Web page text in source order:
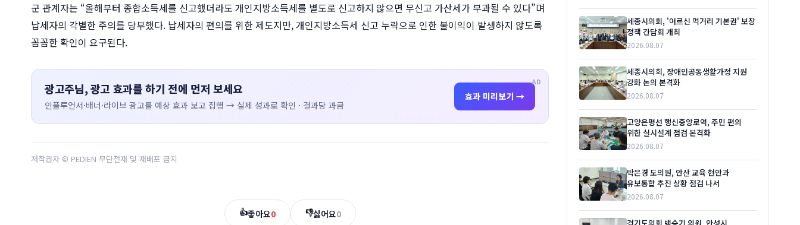
군 관계자는 “올해부터 종합소득세를 신고했더라도 개인지방소득세를 별도로 신고하지 않으면 무신고 가산세가 부과될 수 있다”며
납세자의 각별한 주의를 당부했다. 납세자의 편의를 위한 제도지만, 개인지방소득세 신고 누락으로 인한 불이익이 발생하지 않도록
꼼꼼한 확인이 요구된다.
AD
광고주님, 광고 효과를 하기 전에 먼저 보세요
인플루언서·배너·라이브 광고를 예상 효과 보고 집행 → 실제 성과로 확인 · 결과당 과금
효과 미리보기 →
저작권자 © PEDIEN 무단전재 및 재배포 금지
👍좋아요0 👎싫어요0
세종시의회, '어르신 먹거리 기본권' 보장
정책 간담회 개최
2026.08.07
세종시의회, 장애인공동생활가정 지원
강화 논의 본격화
2026.08.07
고양은평선 행신중앙로역, 주민 편의
위한 실시설계 점검 본격화
2026.08.07
박은경 도의원, 안산 교육 현안과
유보통합 추진 상황 점검 나서
2026.08.07